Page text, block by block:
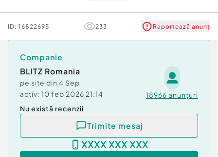
Stare Bună
ID: 16822695 233 Raportează anunț
Companie
BLITZ Romania
pe site din 4 Sep
activ: 10 feb 2026 21:14 18966 anunțuri
Nu există recenzii
Trimite mesaj
XXXX XXX XXX